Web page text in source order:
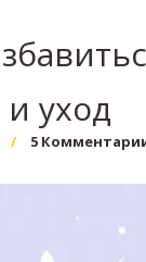
уход
5